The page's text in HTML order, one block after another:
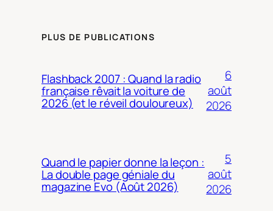
PLUS DE PUBLICATIONS
Flashback 2007 : Quand la radio
française rêvait la voiture de
2026 (et le réveil douloureux)
6
août
2026
Quand le papier donne la leçon :
La double page géniale du
magazine Evo (Août 2026)
5
août
2026